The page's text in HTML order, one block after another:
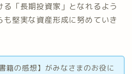
る「長期投資家」となれるよう
堅実な資産形成に努めていき
籍の感想】がみなさまのお役に